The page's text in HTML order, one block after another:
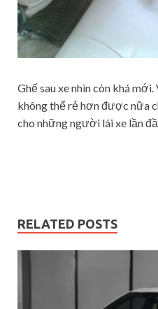
Ghế sau xe nhìn còn khá
không thể rẻ hơn được nữa
cho những người lái xe lần
RELATED POSTS